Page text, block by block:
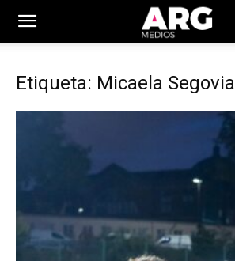
Etiqueta: Micaela Segovia